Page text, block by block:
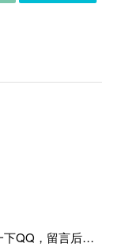
可以的，已经重置密码，可以加我一下QQ，留言后我就发密码给你。